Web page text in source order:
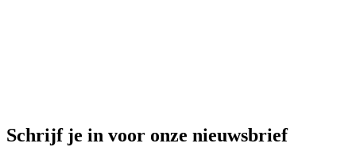
Schrijf je in voor onze nieuwsbrief